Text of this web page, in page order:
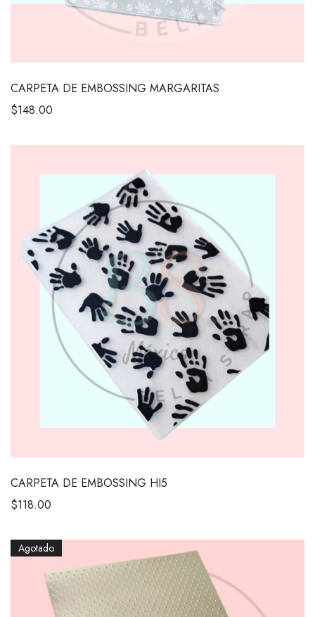
CARPETA DE EMBOSSING MARGARITAS
$148.00
CARPETA DE EMBOSSING HI5
$118.00
Agotado